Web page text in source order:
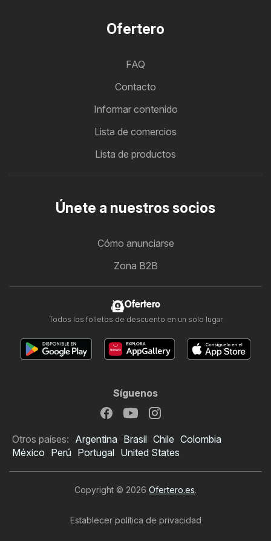
Ofertero
FAQ
Contacto
Informar contenido
Lista de comercios
Lista de productos
Únete a nuestros socios
Cómo anunciarse
Zona B2B
Ofertero
Todos los folletos de descuento en un solo lugar
Síguenos
Otros países: Argentina Brasil Chile Colombia
México Perú Portugal United States
Copyright © 2026 Ofertero.es.
Establecer política de privacidad